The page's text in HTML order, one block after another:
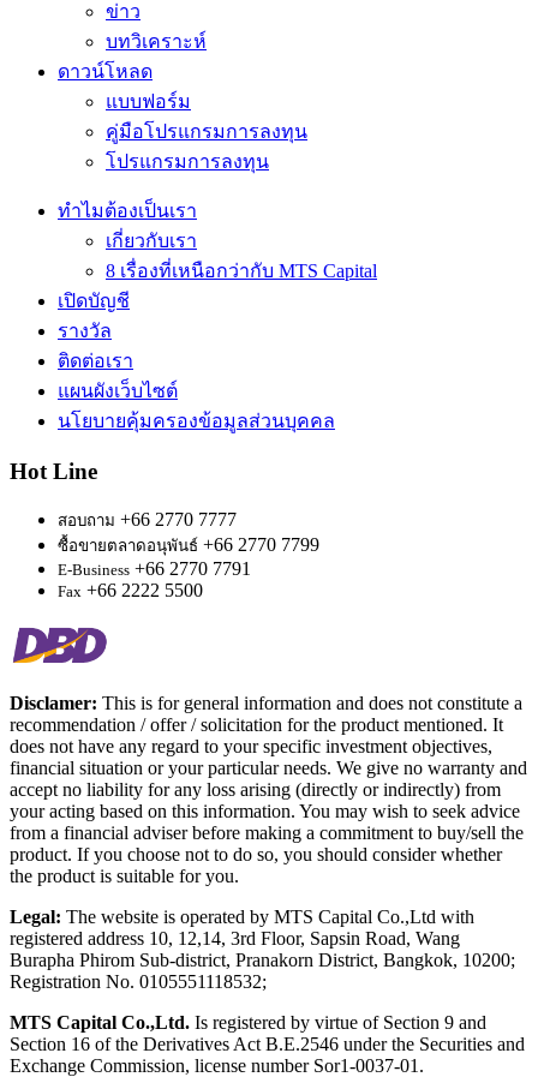
ข่าว
บทวิเคราะห์
ดาวน์โหลด
แบบฟอร์ม
คู่มือโปรแกรมการลงทุน
โปรแกรมการลงทุน
ทำไมต้องเป็นเรา
เกี่ยวกับเรา
8 เรื่องที่เหนือกว่ากับ MTS Capital
เปิดบัญชี
รางวัล
ติดต่อเรา
แผนผังเว็บไซต์
นโยบายคุ้มครองข้อมูลส่วนบุคคล
Hot Line
สอบถาม +66 2770 7777
ซื้อขายตลาดอนุพันธ์ +66 2770 7799
E-Business +66 2770 7791
Fax +66 2222 5500
Disclamer: This is for general information and does not constitute a
recommendation / offer / solicitation for the product mentioned. It
does not have any regard to your specific investment objectives,
financial situation or your particular needs. We give no warranty and
accept no liability for any loss arising (directly or indirectly) from
your acting based on this information. You may wish to seek advice
from a financial adviser before making a commitment to buy/sell the
product. If you choose not to do so, you should consider whether
the product is suitable for you.
Legal: The website is operated by MTS Capital Co.,Ltd with
registered address 10, 12,14, 3rd Floor, Sapsin Road, Wang
Burapha Phirom Sub-district, Pranakorn District, Bangkok, 10200;
Registration No. 0105551118532;
MTS Capital Co.,Ltd. Is registered by virtue of Section 9 and
Section 16 of the Derivatives Act B.E.2546 under the Securities and
Exchange Commission, license number Sor1-0037-01.